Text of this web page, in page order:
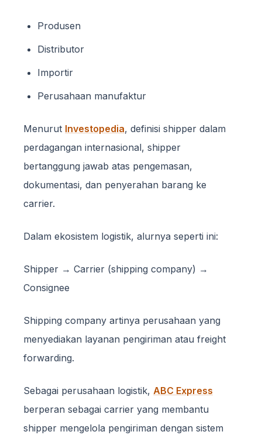
Produsen
Distributor
Importir
Perusahaan manufaktur
Menurut Investopedia, definisi shipper dalam
perdagangan internasional, shipper
bertanggung jawab atas pengemasan,
dokumentasi, dan penyerahan barang ke
carrier.
Dalam ekosistem logistik, alurnya seperti ini:
Shipper → Carrier (shipping company) →
Consignee
Shipping company artinya perusahaan yang
menyediakan layanan pengiriman atau freight
forwarding.
Sebagai perusahaan logistik, ABC Express
berperan sebagai carrier yang membantu
shipper mengelola pengiriman dengan sistem